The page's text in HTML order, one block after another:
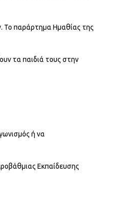
Το παράρτημα Ημαθίας της
τα παιδιά τους στην
ή να
Εκπαίδευσης